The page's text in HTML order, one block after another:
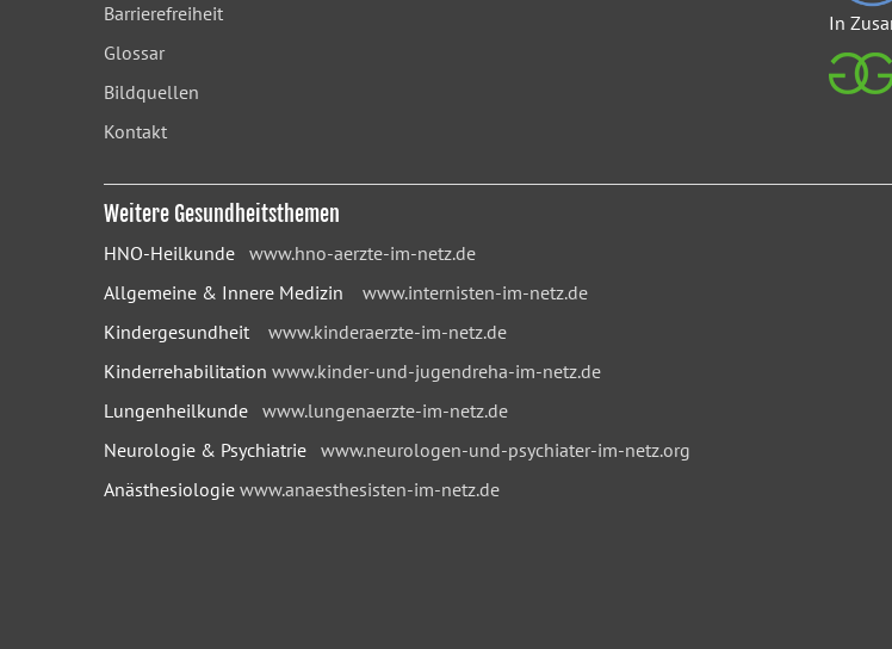
Barrierefreiheit
Glossar
Bildquellen
Kontakt
In
Weitere Gesundheitsthemen
HNO-Heilkunde www.hno-aerzte-im-netz.de
Allgemeine & Innere Medizin www.internisten-im-netz.de
Kindergesundheit www.kinderaerzte-im-netz.de
Kinderrehabilitation www.kinder-und-jugendreha-im-netz.de
Lungenheilkunde www.lungenaerzte-im-netz.de
Neurologie & Psychiatrie www.neurologen-und-psychiater-im-netz.org
Anästhesiologie www.anaesthesisten-im-netz.de